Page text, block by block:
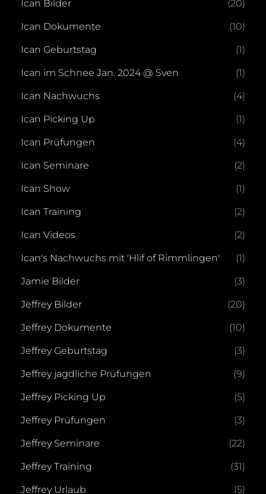
Ican Bilder (20)
Ican Dokumente (10)
Ican Geburtstag (1)
Ican im Schnee Jan. 2024 @ Sven (1)
Ican Nachwuchs (4)
Ican Picking Up (1)
Ican Prüfungen (4)
Ican Seminare (2)
Ican Show (1)
Ican Training (2)
Ican Videos (2)
Ican's Nachwuchs mit 'Hlif of Rimmlingen' (1)
Jamie Bilder (3)
Jeffrey Bilder (20)
Jeffrey Dokumente (10)
Jeffrey Geburtstag (3)
Jeffrey jagdliche Prüfungen (9)
Jeffrey Picking Up (5)
Jeffrey Prüfungen (3)
Jeffrey Seminare (22)
Jeffrey Training (31)
Jeffrey Urlaub (5)